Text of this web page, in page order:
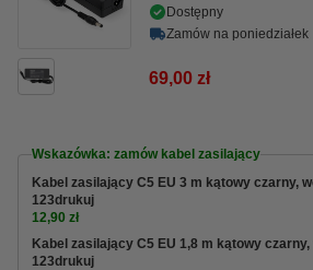
Dostępny
Zamów na poniedziałek
69,00 zł
Wskazówka: zamów kabel zasilający
Kabel zasilający C5 EU 3 m kątowy czarny,
123drukuj
12,90 zł
Kabel zasilający C5 EU 1,8 m kątowy
123drukuj